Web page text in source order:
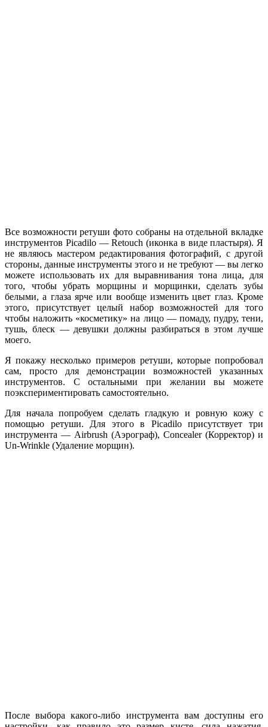
Все возможности ретуши фото собраны на отдельной вкладке
инструментов Picadilo — Retouch (иконка в виде пластыря). Я
не являюсь мастером редактирования фотографий, с другой
стороны, данные инструменты этого и не требуют — вы легко
можете использовать их для выравнивания тона лица, для
того, чтобы убрать морщины и морщинки, сделать зубы
белыми, а глаза ярче или вообще изменить цвет глаз. Кроме
этого, присутствует целый набор возможностей для того
чтобы наложить «косметику» на лицо — помаду, пудру, тени,
тушь, блеск — девушки должны разбираться в этом лучше
моего.
Я покажу несколько примеров ретуши, которые попробовал
сам, просто для демонстрации возможностей указанных
инструментов. С остальными при желании вы можете
поэкспериментировать самостоятельно.
Для начала попробуем сделать гладкую и ровную кожу с
помощью ретуши. Для этого в Picadilo присутствует три
инструмента — Airbrush (Аэрограф), Concealer (Корректор) и
Un-Wrinkle (Удаление морщин).
После выбора какого-либо инструмента вам доступны его